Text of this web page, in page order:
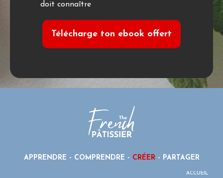
doit connaître
Télécharge ton ebook offert
APPRENDRE - COMPRENDRE - CRÉER- PARTAGER
ACCUEIL